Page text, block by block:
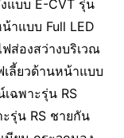
แบบ E-CVT รุ่น
าแบบ Full LED
ส่องสว่างบริเวณ
ลี้ยวด้านหน้าแบบ
ฉพาะรุ่น RS
รุ่น RS ชายกัน